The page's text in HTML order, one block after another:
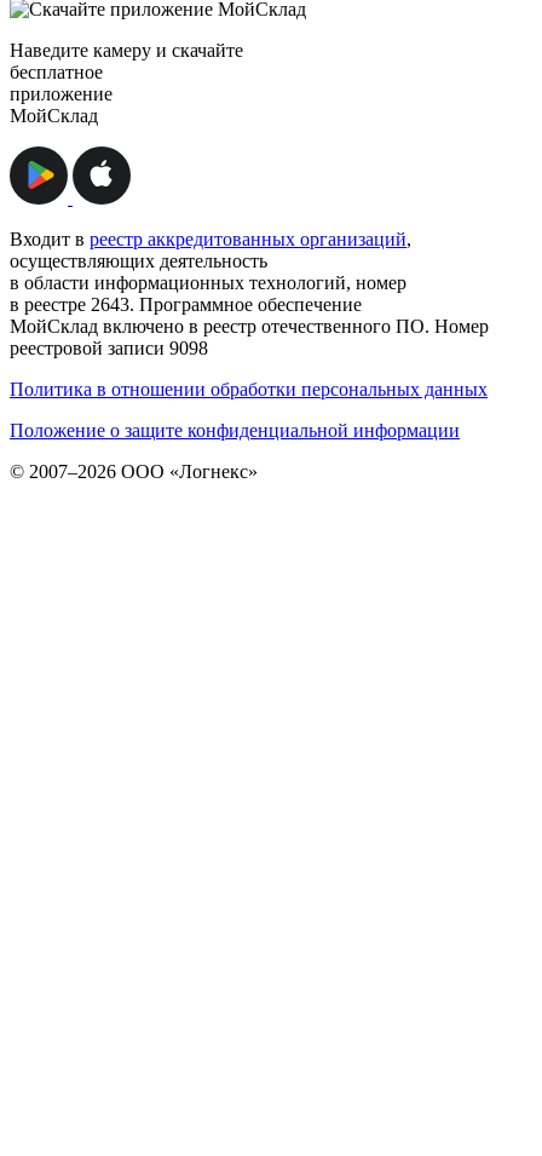
Наведите камеру и скачайте
бесплатное
приложение
МойСклад
Входит в реестр аккредитованных организаций,
осуществляющих деятельность
в области информационных технологий, номер
в реестре 2643. Программное обеспечение
МойСклад включено в реестр отечественного ПО. Номер
реестровой записи 9098
Политика в отношении обработки персональных данных
Положение о защите конфиденциальной информации
© 2007–2026 ООО «Логнекс»